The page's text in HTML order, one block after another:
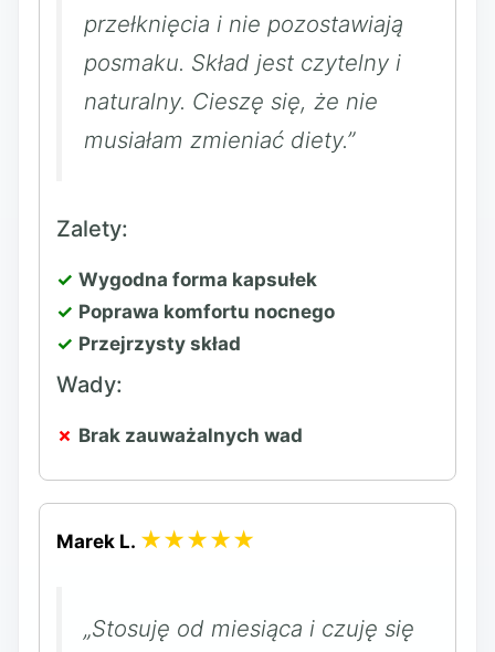
przełknięcia i nie pozostawiają
posmaku. Skład jest czytelny i
naturalny. Cieszę się, że nie
musiałam zmieniać diety.”
Zalety:
Wygodna forma kapsułek
Poprawa komfortu nocnego
Przejrzysty skład
Wady:
Brak zauważalnych wad
Marek L. ★★★★★
„Stosuję od miesiąca i czuję się